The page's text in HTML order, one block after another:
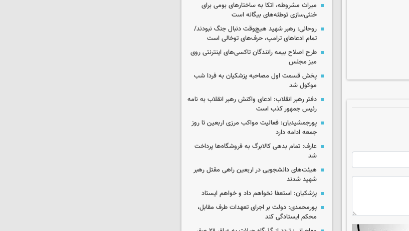
میراث مشروطه، اتکا به ساختارهای بومی برای
خنثی‌سازی توطئه‌های بیگانه است
روحانی: رهبر شهید هیچ‌وقت دنبال جنگ نبودند/
تمام ادعاهای ترامپ، حرف‌های توخالی است
طرح اصلاح بیمه رانندگان تاکسی‌های اینترنتی روی
میز مجلس
پخش قسمت اول مصاحبه پزشکیان به فردا شب
موکول شد
دفتر رهبر انقلاب: ادعای واکنش رهبر انقلاب به نامه
رئیس جمهور کذب است
پورجمشیدیان: فعالیت مواکب مرزی اربعین تا روز
جمعه ادامه دارد
عارف: تمام بدهی کالابرگ به فروشگاه‌ها پرداخت
شد
هیئت‌های دانشجویی در اربعین راهی مقتل رهبر
شهید شدند
پزشکیان: استعفا نخواهم داد و خواهم ایستاد
پورمحمدی: دولت بر اجرای تعهدات طرف مقابل،
محکم ایستادگی کند